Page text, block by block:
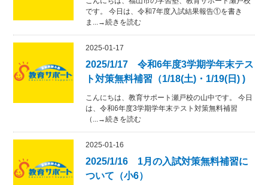
です。 今日は、令和7年度入試結果報告①を書き
ま...→続きを読む
2025-01-17
2025/1/17 令和6年度3学期学年末テス
ト対策無料補習（1/18(土)・1/19(日) )
こんにちは、教育サポート瀬戸校の山中です。 今日
は、令和6年度3学期学年末テスト対策無料補習
（...→続きを読む
2025-01-16
2025/1/16 1月の入試対策無料補習に
ついて（小6）